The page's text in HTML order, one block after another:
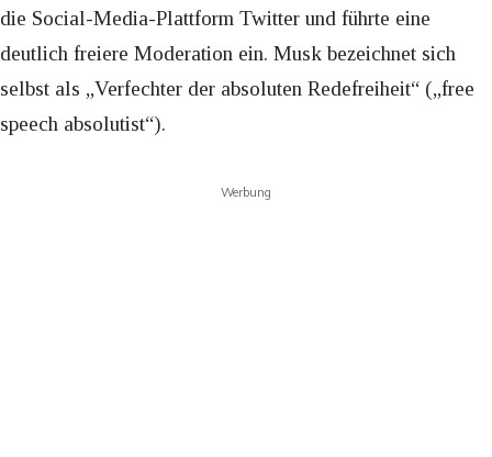
die Social-Media-Plattform Twitter und führte eine
deutlich freiere Moderation ein. Musk bezeichnet sich
selbst als „Verfechter der absoluten Redefreiheit“ („free
speech absolutist“).
Werbung